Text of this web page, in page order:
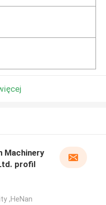
Machinery
profil
,HeNan